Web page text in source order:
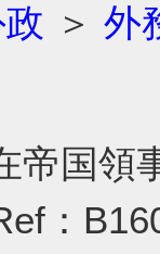
＞ 外
帝国
：